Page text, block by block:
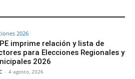
2026
imprime relación y lista de
para Elecciones Regionales y
2026
- 4 agosto, 2026